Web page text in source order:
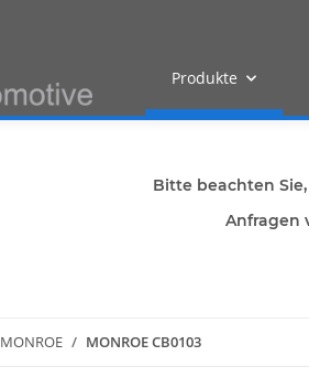
Produkte
Bitte beachten
Anfragen
MONROE MONROE CB0103